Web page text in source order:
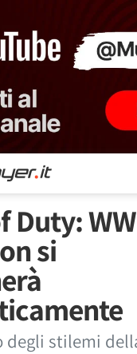
Duty:
si
degli stilemi